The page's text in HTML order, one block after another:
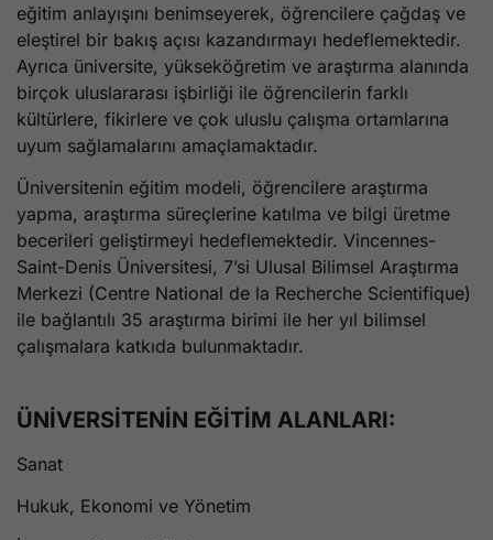
eğitim anlayışını benimseyerek, öğrencilere çağdaş ve
eleştirel bir bakış açısı kazandırmayı hedeflemektedir.
Ayrıca üniversite, yükseköğretim ve araştırma alanında
birçok uluslararası işbirliği ile öğrencilerin farklı
kültürlere, fikirlere ve çok uluslu çalışma ortamlarına
uyum sağlamalarını amaçlamaktadır.
Üniversitenin eğitim modeli, öğrencilere araştırma
yapma, araştırma süreçlerine katılma ve bilgi üretme
becerileri geliştirmeyi hedeflemektedir. Vincennes-
Saint-Denis Üniversitesi, 7’si Ulusal Bilimsel Araştırma
Merkezi (Centre National de la Recherche Scientifique)
ile bağlantılı 35 araştırma birimi ile her yıl bilimsel
çalışmalara katkıda bulunmaktadır.
ÜNİVERSİTENİN EĞİTİM ALANLARI:
Sanat
Hukuk, Ekonomi ve Yönetim